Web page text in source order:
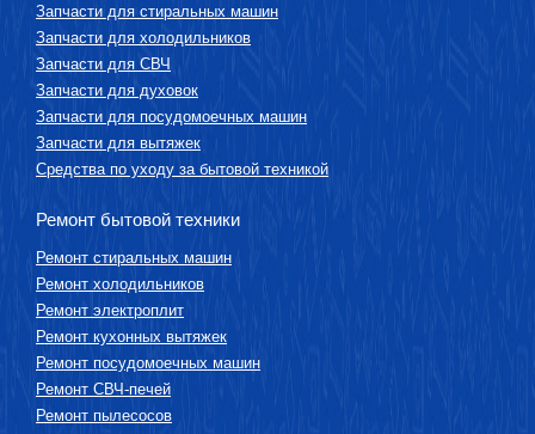
Запчасти для стиральных машин
Запчасти для холодильников
Запчасти для СВЧ
Запчасти для духовок
Запчасти для посудомоечных машин
Запчасти для вытяжек
Средства по уходу за бытовой техникой
Ремонт бытовой техники
Ремонт стиральных машин
Ремонт холодильников
Ремонт электроплит
Ремонт кухонных вытяжек
Ремонт посудомоечных машин
Ремонт СВЧ-печей
Ремонт пылесосов